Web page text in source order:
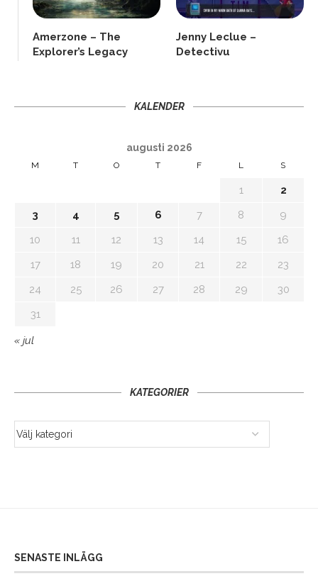
Amerzone – The
Explorer’s Legacy
Jenny Leclue –
Detectivu
KALENDER
augusti 2026
M T O T F L S
1
2
3
4 5 6 7 8
9
10
11 12 13 14 15
16
17
18 19 20 21 22
23
24
25 26 27 28 29
30
31
« jul
KATEGORIER
SENASTE INLÄGG